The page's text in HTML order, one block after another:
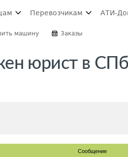
Перевозчикам АТИ-
машину Заказы
юрист в
Сообщение